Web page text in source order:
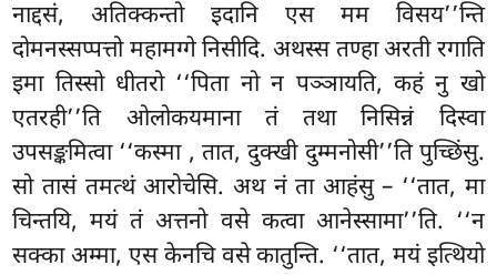
नाद्दसं, अतिक्कन्तो इदानि एस मम विसय’’न्ति
दोमनस्सप्पत्तो महामग्गे निसीदि. अथस्स तण्हा अरती रगाति
इमा तिस्सो धीतरो ‘‘पिता नो न पञ्ञायति, कहं नु खो
एतरही’’ति ओलोकयमाना तं तथा निसिन्नं दिस्वा
उपसङ्कमित्वा ‘‘कस्मा , तात, दुक्खी दुम्मनोसी’’ति पुच्छिंसु.
सो तासं तमत्थं आरोचेसि. अथ नं ता आहंसु – ‘‘तात, मा
चिन्तयि, मयं तं अत्तनो वसे कत्वा आनेस्सामा’’ति. ‘‘न
सक्का अम्मा, एस केनचि वसे कातुन्ति. ‘‘तात, मयं इत्थियो